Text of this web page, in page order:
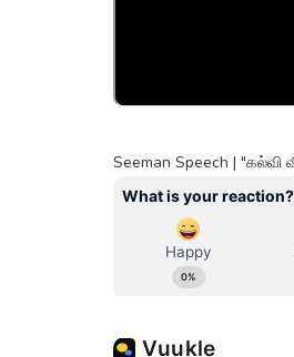
Seeman Speech | "கல்வி